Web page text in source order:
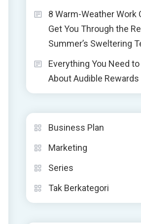
8 Warm-Weather Work
Get You Through the
Summer’s Sweltering
Everything You Need
About Audible Rewards
Business Plan
Marketing
Series
Tak Berkategori